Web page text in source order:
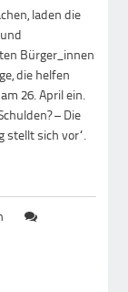
laden die
Bürger_innen
die helfen
26. April ein.
– Die
stellt sich vor“.